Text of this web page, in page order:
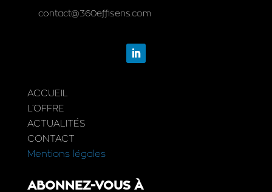
contact@360effisens.com
ACCUEIL
L’OFFRE
ACTUALITÉS
CONTACT
Mentions légales
ABONNEZ-VOUS À